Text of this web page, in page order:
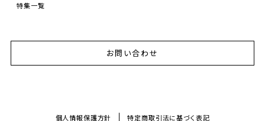
特集一覧
お問い合わせ
個人情報保護方針 特定商取引法に基づく表記